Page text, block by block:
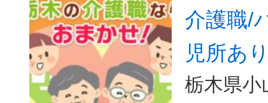
介護職/
児所あ
栃木県小